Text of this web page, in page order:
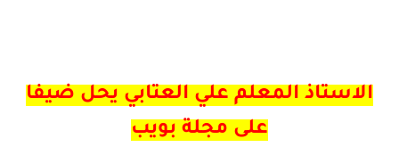
الاستاذ المعلم علي العتابي يحل ضيفا
على مجلة بويب